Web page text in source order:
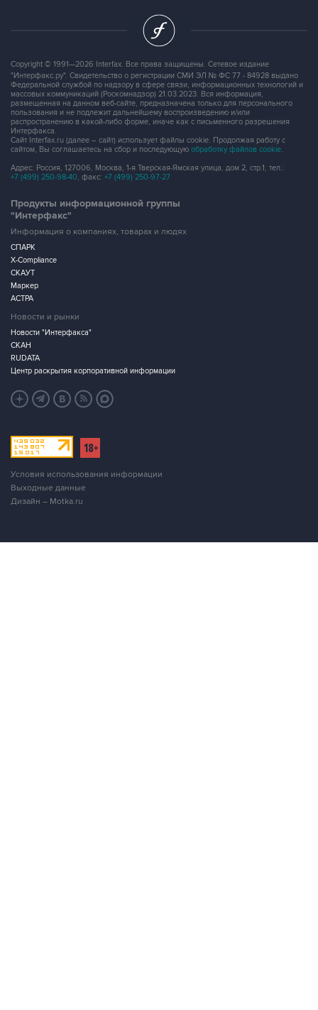
Copyright © 1991—2026 Interfax. Все права защищены. Сетевое издание
"Интерфакс.ру". Свидетельство о регистрации СМИ ЭЛ № ФС 77 - 84928 выдано
Федеральной службой по надзору в сфере связи, информационных технологий и
массовых коммуникаций (Роскомнадзор) 21.03.2023. Вся информация,
размещенная на данном веб-сайте, предназначена только для персонального
пользования и не подлежит дальнейшему воспроизведению и/или
распространению в какой-либо форме, иначе как с письменного разрешения
Интерфакса.
Сайт Interfax.ru (далее – сайт) использует файлы cookie. Продолжая работу с
сайтом, Вы соглашаетесь на сбор и последующую обработку файлов cookie.
Адрес: Россия, 127006, Москва, 1-я Тверская-Ямская улица, дом 2, стр.1, тел.:
+7 (499) 250-98-40, факс: +7 (499) 250-97-27
Продукты информационной группы
"Интерфакс"
Информация о компаниях, товарах и людях
СПАРК
X-Compliance
СКАУТ
Маркер
АСТРА
Новости и рынки
Новости "Интерфакса"
СКАН
RUDATA
Центр раскрытия корпоративной информации
Условия использования информации
Выходные данные
Дизайн – Motka.ru